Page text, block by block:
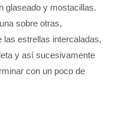
glaseado y mostacillas.
sobre otras,
las estrellas intercaladas,
y así sucesivamente
con un poco de